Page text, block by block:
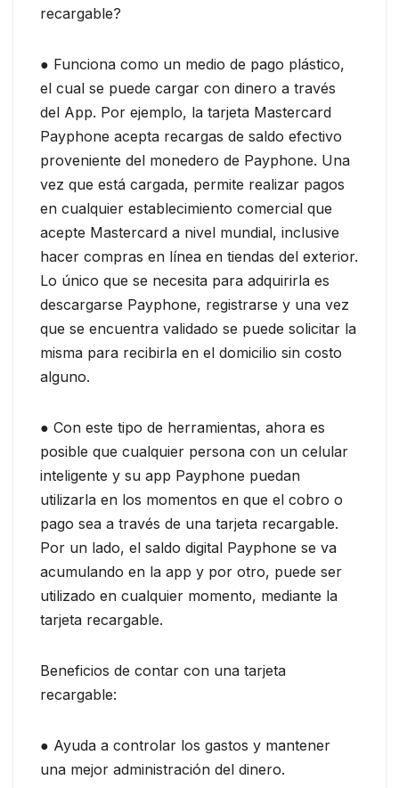
recargable?
● Funciona como un medio de pago plástico,
el cual se puede cargar con dinero a través
del App. Por ejemplo, la tarjeta Mastercard
Payphone acepta recargas de saldo efectivo
proveniente del monedero de Payphone. Una
vez que está cargada, permite realizar pagos
en cualquier establecimiento comercial que
acepte Mastercard a nivel mundial, inclusive
hacer compras en línea en tiendas del exterior.
Lo único que se necesita para adquirirla es
descargarse Payphone, registrarse y una vez
que se encuentra validado se puede solicitar la
misma para recibirla en el domicilio sin costo
alguno.
● Con este tipo de herramientas, ahora es
posible que cualquier persona con un celular
inteligente y su app Payphone puedan
utilizarla en los momentos en que el cobro o
pago sea a través de una tarjeta recargable.
Por un lado, el saldo digital Payphone se va
acumulando en la app y por otro, puede ser
utilizado en cualquier momento, mediante la
tarjeta recargable.
Beneficios de contar con una tarjeta
recargable:
● Ayuda a controlar los gastos y mantener
una mejor administración del dinero.